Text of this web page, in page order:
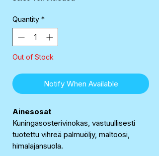
Quantity *
Out of Stock
Notify When Available
Ainesosat
Kuningasosterivinokas, vastuullisesti
tuotettu vihreä palmuöljy, maltoosi,
himalajansuola.